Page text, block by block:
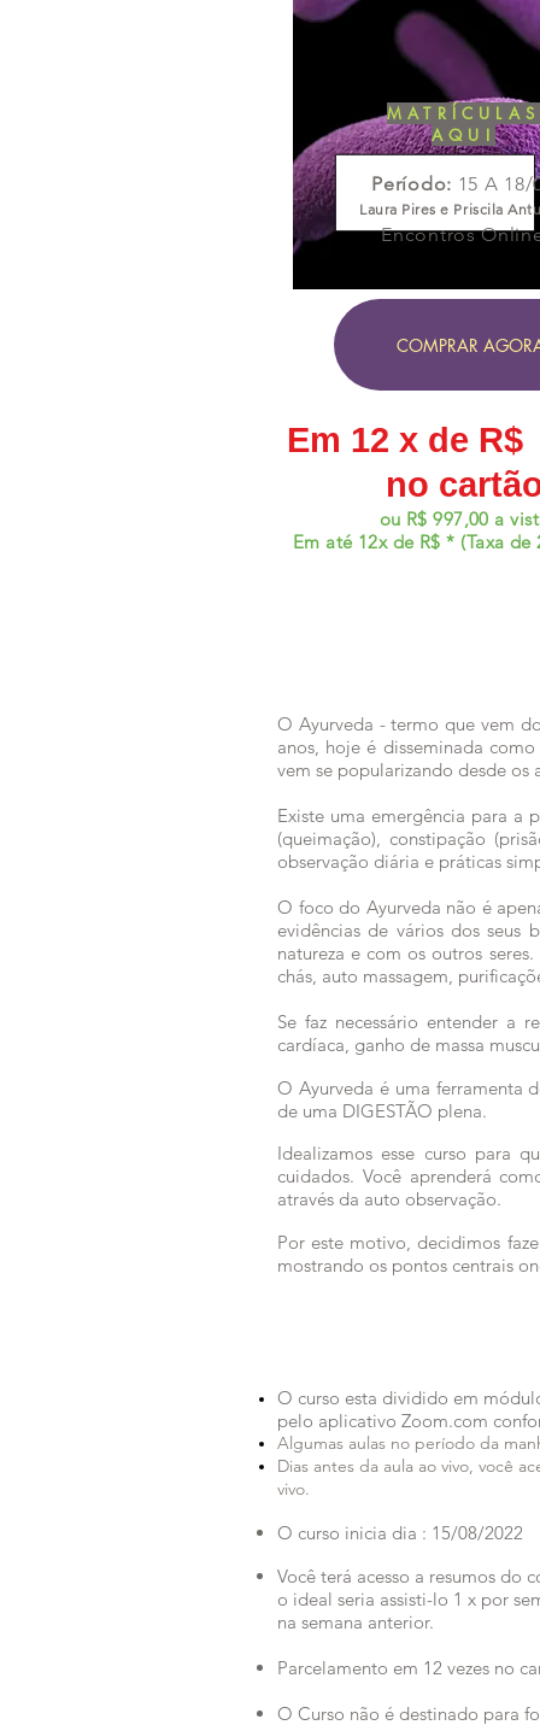
MATRÍCULAS
AQUI
Período: 15 A 18/
Laura Pires e Priscila
Encontros
COMPRAR
Em 12 x de R$
no
ou R$ 997,00 a
Em até 12x de R$ * (Taxa de
O Ayurveda - termo que vem
anos, hoje é disseminada
vem se popularizando desde os
Existe uma emergência para a
(queimação), constipação
observação diária e práticas
O foco do Ayurveda não é
evidências de vários dos
natureza e com os outros
chás, auto massagem,
Se faz necessário entender a
cardíaca, ganho de massa
O Ayurveda é uma ferramenta
de uma DIGESTÃO plena.
Idealizamos esse curso para
cuidados. Você aprenderá
através da auto observação.
Por este motivo, decidimos
mostrando os pontos centrais
O curso esta dividido em
pelo aplicativo Zoom.com
Algumas aulas no período da
Dias antes da aula ao vivo, você
vivo.
O curso inicia dia : 15/08/2022
Você terá acesso a resumos do
o ideal seria assisti-lo 1 x por
na semana anterior.
Parcelamento em 12 vezes no
O Curso não é destinado para